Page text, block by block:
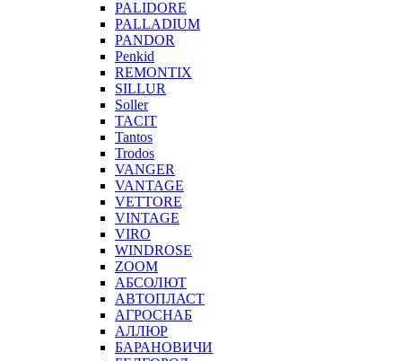
PALIDORE
PALLADIUM
PANDOR
Penkid
REMONTIX
SILLUR
Soller
TACIT
Tantos
Trodos
VANGER
VANTAGE
VETTORE
VINTAGE
VIRO
WINDROSE
ZOOM
АБСОЛЮТ
АВТОПЛАСТ
АГРОСНАБ
АЛЛЮР
БАРАНОВИЧИ